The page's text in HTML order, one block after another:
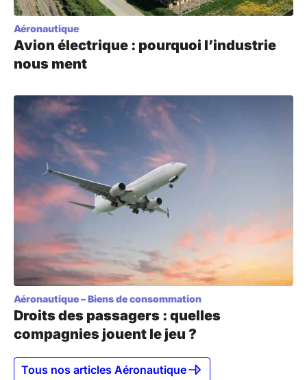
Aéronautique
Avion électrique : pourquoi l’industrie
nous ment
Aéronautique–Biens de consommation
Droits des passagers : quelles
compagnies jouent le jeu ?
Tous nos articles Aéronautique